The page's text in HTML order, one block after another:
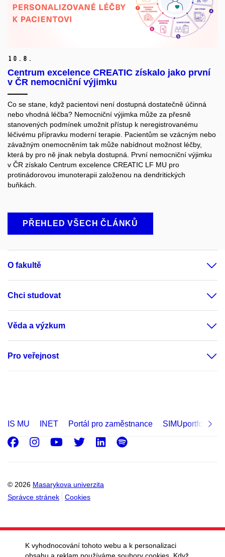
10. 8.
Centrum excelence CREATIC získalo jako první
v ČR nemocniční výjimku
Co se stane, když pacientovi není dostupná dostatečně účinná
nebo vhodná léčba? Nemocniční výjimka může za přesně
stanovených podmínek umožnit přístup k neregistrovanému
léčivému přípravku moderní terapie. Pacientům se vzácným nebo
závažným onemocněním tak může nabídnout možnost léčby,
která by pro ně jinak nebyla dostupná. První nemocniční výjimku
v ČR získalo Centrum excelence CREATIC LF MU pro
protinádorovou imunoterapii založenou na dendritických
buňkách.
PŘEHLED VŠECH ČLÁNKŮ
O fakultě
Chci studovat
Věda a výzkum
Pro veřejnost
IS MU INET Portál pro zaměstnance SIMUportfolio
© 2026 Masarykova univerzita
Správce stránek
Cookies
Facebook
Instagram
Youtube
Twitter
LinkedIn
Spotify
K vyhodnocování tohoto webu a k personalizaci